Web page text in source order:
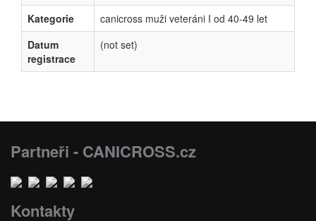
Kategorie
canicross muži veteráni I od 40-49 let
Datum
registrace
(not set)
Partneři - CANICROSS.cz
Kontakty